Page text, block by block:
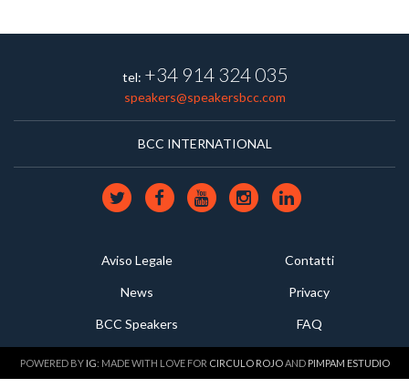
tel: +34 914 324 035
speakers@speakersbcc.com
BCC INTERNATIONAL
Aviso Legale Contatti
News Privacy
BCC Speakers FAQ
POWERED BY IG: MADE WITH LOVE FOR CIRCULO ROJOAND PIMPAM ESTUDIO